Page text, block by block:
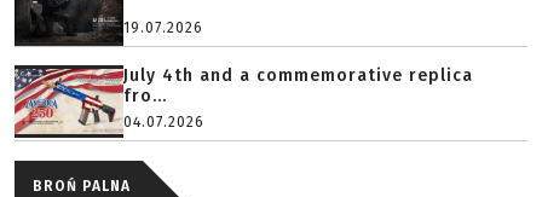
19.07.2026
July 4th and a commemorative replica
fro...
04.07.2026
BROŃ PALNA